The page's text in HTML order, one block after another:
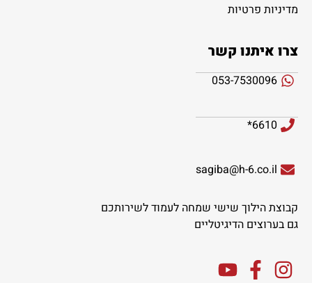
מדיניות פרטיות
צרו איתנו קשר
053-7530096
6610*
sagiba@h-6.co.il
קבוצת הילוך שישי שמחה לעמוד לשירותכם
גם בערוצים הדיגיטליים